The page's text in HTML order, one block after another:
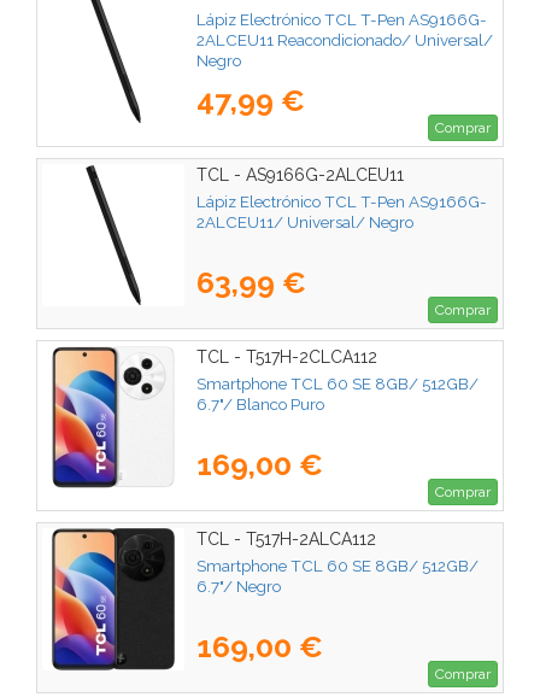
Lápiz Electrónico TCL T-Pen AS9166G-
2ALCEU11 Reacondicionado/ Universal/
Negro
47,99 €
Comprar
TCL - AS9166G-2ALCEU11
Lápiz Electrónico TCL T-Pen AS9166G-
2ALCEU11/ Universal/ Negro
63,99 €
Comprar
TCL - T517H-2CLCA112
Smartphone TCL 60 SE 8GB/ 512GB/
6.7"/ Blanco Puro
169,00 €
Comprar
TCL - T517H-2ALCA112
Smartphone TCL 60 SE 8GB/ 512GB/
6.7"/ Negro
169,00 €
Comprar